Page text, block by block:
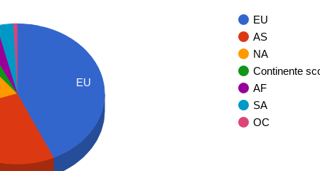
EU
AS
NA
Continente
AF
SA
OC
EU